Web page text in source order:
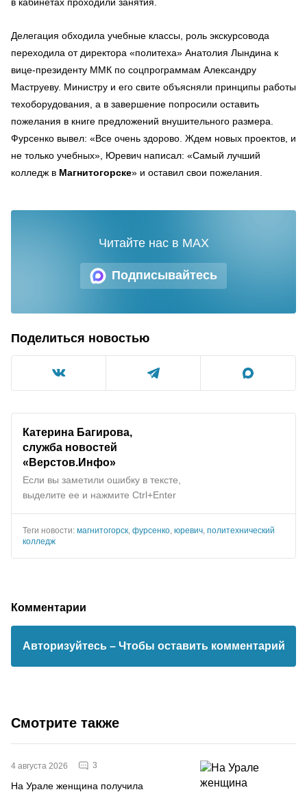
Делегация обходила учебные классы, роль экскурсовода
переходила от директора «политеха» Анатолия Лындина к
вице-президенту ММК по соцпрограммам Александру
Маструеву. Министру и его свите объясняли принципы работы
техоборудования, а в завершение попросили оставить
пожелания в книге предложений внушительного размера.
Фурсенко вывел: «Все очень здорово. Ждем новых проектов, и
не только учебных», Юревич написал: «Самый лучший
колледж в Магнитогорске» и оставил свои пожелания.
Подписывайтесь
Читайте нас в MAX
Поделиться новостью
Катерина Багирова,
служба новостей
«Верстов.Инфо»
Если вы заметили ошибку в тексте,
выделите ее и нажмите Ctrl+Enter
Теги новости: магнитогорск фурсенко юревич политехнический
колледж
Комментарии
Авторизуйтесь – Чтобы оставить комментарий
Смотрите также
4 августа 2026 3
На Урале женщина получила